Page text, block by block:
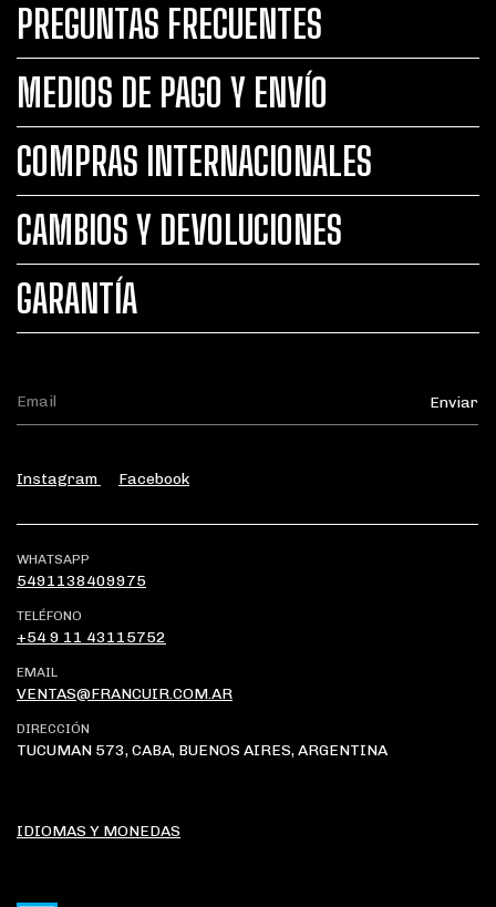
PREGUNTAS FRECUENTES
MEDIOS DE PAGO Y ENVÍO
COMPRAS INTERNACIONALES
CAMBIOS Y DEVOLUCIONES
GARANTÍA
Instagram Facebook
WHATSAPP
5491138409975
TELÉFONO
+54 9 11 43115752
EMAIL
VENTAS@FRANCUIR.COM.AR
DIRECCIÓN
TUCUMAN 573, CABA, BUENOS AIRES, ARGENTINA
IDIOMAS Y MONEDAS